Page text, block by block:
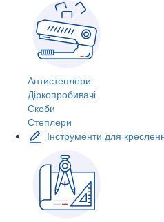
Антистеплери
Діркопробивачі
Скоби
Степлери
Інструменти для